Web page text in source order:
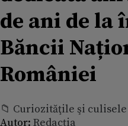
de ani de la
Băncii
României
📁 Curiozităţile şi
Autor: Redacția